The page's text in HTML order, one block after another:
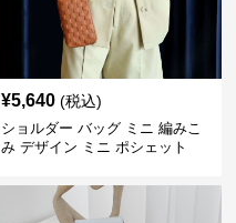
¥5,640 (税込)
ショルダー バッグ ミニ 編みこ
み デザイン ミニ ポシェット